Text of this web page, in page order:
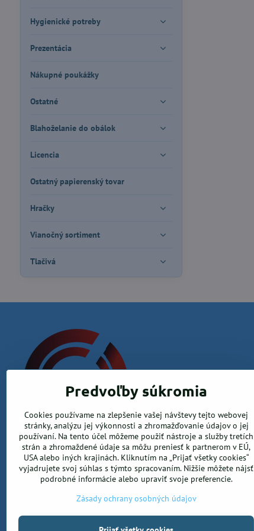
Hygienické potreby
Prezentácia
Nákupné poukážky
Ostatné
Blahoželanie do obálok
Licencia
Ostatný papierenský tovar
Hračky
Vianočný sortiment
Tlačivá
Krea office, s.r.o.
Kamenica nad Hronom 526, 94365 Kamenica nad Hronom
0905 906 246
info@ekancelarskepotreby.sk
Predvoľby súkromia
Cookies používame na zlepšenie vašej návštevy tejto webovej
stránky, analýzu jej výkonnosti a zhromažďovanie údajov o jej
používaní. Na tento účel môžeme použiť nástroje a služby tretích
strán a zhromaždené údaje sa môžu preniesť k partnerom v EÚ,
USA alebo iných krajinách. Kliknutím na „Prijať všetky cookies“
vyjadrujete svoj súhlas s týmto spracovaním. Nižšie môžete nájsť
podrobné informácie alebo upraviť svoje preferencie.
Zásady ochrany osobných údajov